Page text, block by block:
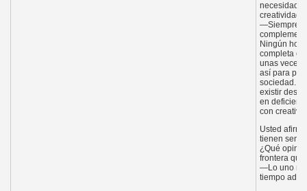
necesidad,
creatividad?
—Siempre
Ningún
completa
unas veces
así para
sociedad.
existir
en
con
Usted
tienen
¿Qué opina
frontera
—Lo uno no
tiempo